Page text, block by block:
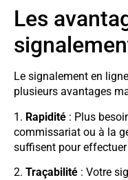
Les
Le signalement en
plusieurs avantages
1. Rapidité : Plus
commissariat ou à la
suffisent pour
2. Traçabilité : Votre